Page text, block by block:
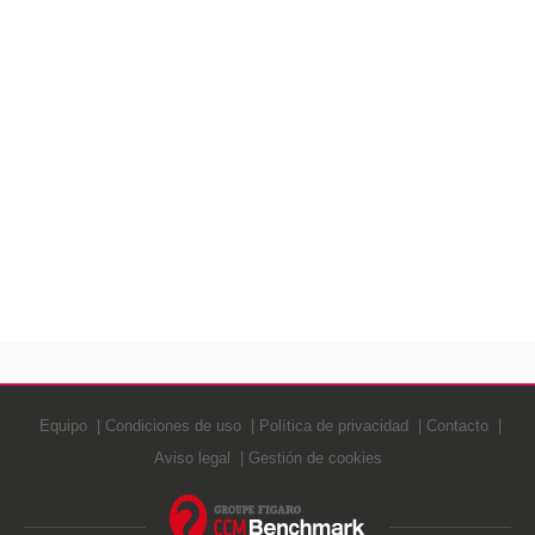
Equipo Condiciones de uso Política de privacidad
Contacto
Aviso legal
Gestión de cookies